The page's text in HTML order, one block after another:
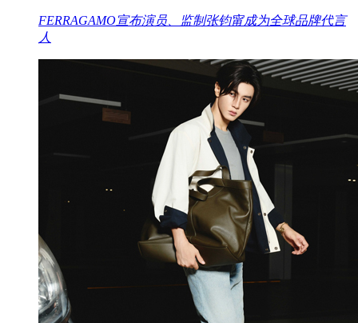
FERRAGAMO宣布演员、监制张钧甯成为全球品牌代言
人